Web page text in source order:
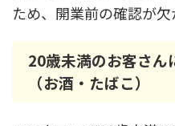
ため、開業前の確認が欠
20歳未満のお客さん
（お酒・たばこ）